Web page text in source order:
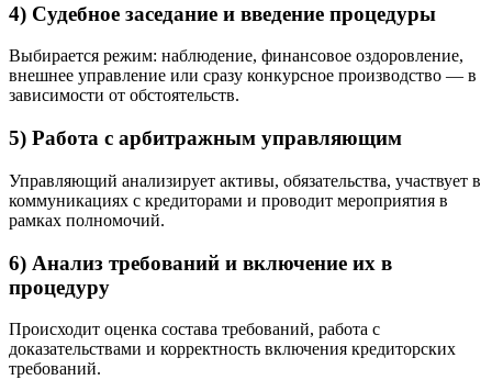
4) Судебное заседание и введение процедуры
Выбирается режим: наблюдение, финансовое оздоровление,
внешнее управление или сразу конкурсное производство — в
зависимости от обстоятельств.
5) Работа с арбитражным управляющим
Управляющий анализирует активы, обязательства, участвует в
коммуникациях с кредиторами и проводит мероприятия в
рамках полномочий.
6) Анализ требований и включение их в
процедуру
Происходит оценка состава требований, работа с
доказательствами и корректность включения кредиторских
требований.